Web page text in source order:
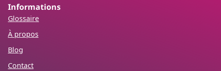
Informations
Glossaire
À propos
Blog
Contact